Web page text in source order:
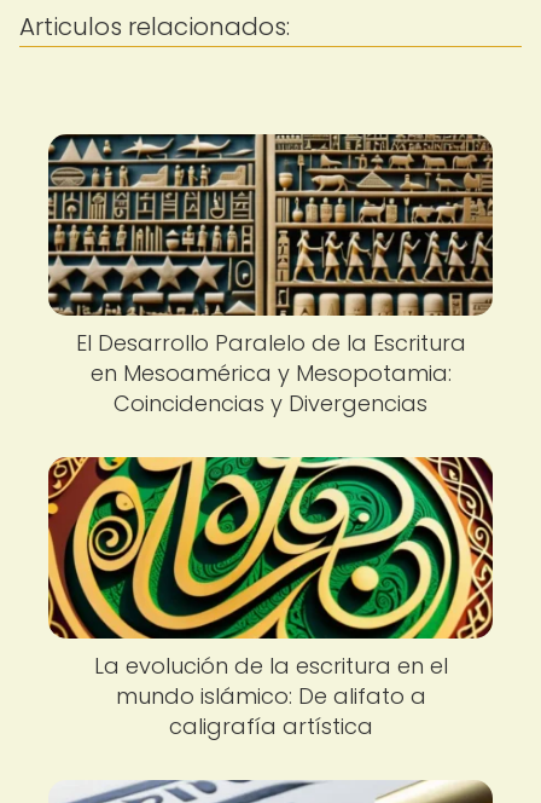
Articulos relacionados:
El Desarrollo Paralelo de la Escritura
en Mesoamérica y Mesopotamia:
Coincidencias y Divergencias
La evolución de la escritura en el
mundo islámico: De alifato a
caligrafía artística